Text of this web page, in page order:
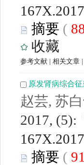
摘要 (
收藏
参考文献 相关文章
原发肾病综合
赵芸, 苏
2017, (5):
摘要 (